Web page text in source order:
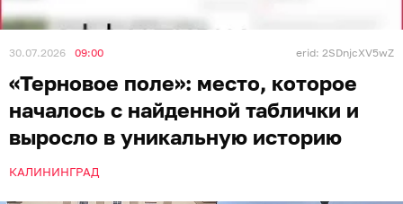
30.07.2026 09:00 erid: 2SDnjcXV5wZ
«Терновое поле»: место, которое
началось с найденной таблички и
выросло в уникальную историю
КАЛИНИНГРАД